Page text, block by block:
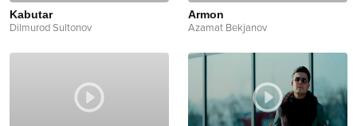
Kabutar
Dilmurod Sultonov
Armon
Azamat Bekjanov